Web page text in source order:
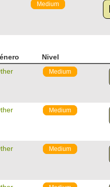
Medium
Nivel
Medium
Medium
Medium